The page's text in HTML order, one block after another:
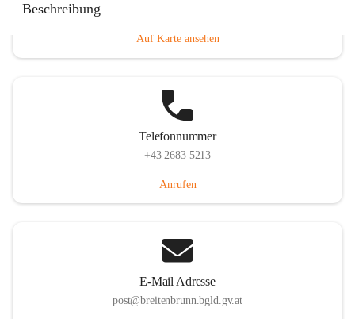
Beschreibung
Auf Karte ansehen
Telefonnummer
+43 2683 5213
Anrufen
E-Mail Adresse
post@breitenbrunn.bgld.gv.at